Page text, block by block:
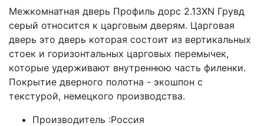
Межкомнатная дверь Профиль дорс 2.13XN Грувд
серый относится к царговым дверям. Царговая
дверь это дверь которая состоит из вертикальных
стоек и горизонтальных царговых перемычек,
которые удерживают внутреннюю часть филенки.
Покрытие дверного полотна - экошпон с
текстурой, немецкого производства.
Производитель :Россия